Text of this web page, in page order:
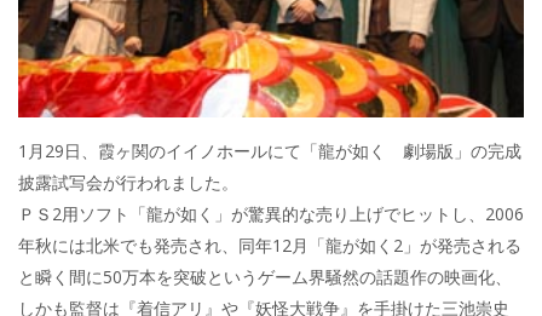
1月29日、霞ヶ関のイイノホールにて「龍が如く 劇場版」の完成
披露試写会が行われました。
ＰＳ2用ソフト「龍が如く」が驚異的な売り上げでヒットし、2006
年秋には北米でも発売され、同年12月「龍が如く2」が発売される
と瞬く間に50万本を突破というゲーム界騒然の話題作の映画化、
しかも監督は『着信アリ』や『妖怪大戦争』を手掛けた三池崇史